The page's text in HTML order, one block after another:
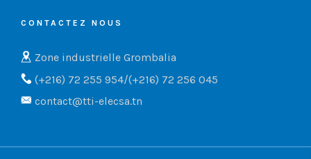
CONTACTEZ NOUS
Zone industrielle Grombalia
(+216) 72 255 954/(+216) 72 256 045
contact@tti-elecsa.tn